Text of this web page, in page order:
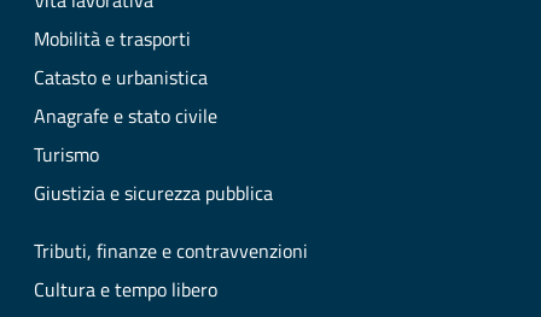
Mobilità e trasporti
Catasto e urbanistica
Anagrafe e stato civile
Turismo
Giustizia e sicurezza pubblica
Tributi, finanze e contravvenzioni
Cultura e tempo libero